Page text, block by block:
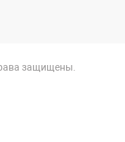
защищены.